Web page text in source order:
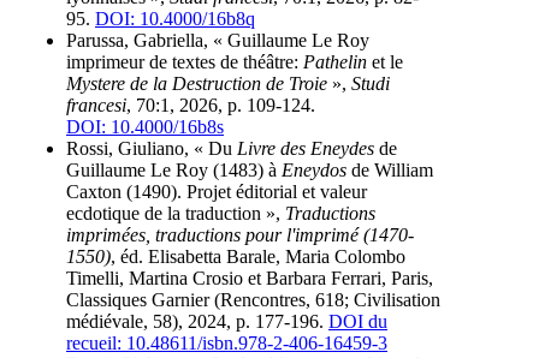
95. DOI: 10.4000/16b8q
Parussa, Gabriella, « Guillaume Le Roy
imprimeur de textes de théâtre: Pathelin et le
Mystere de la Destruction de Troie », Studi
francesi, 70:1, 2026, p. 109-124.
DOI: 10.4000/16b8s
Rossi, Giuliano, « Du Livre des Eneydes de
Guillaume Le Roy (1483) à Eneydos de William
Caxton (1490). Projet éditorial et valeur
ecdotique de la traduction », Traductions
imprimées, traductions pour l'imprimé (1470-
1550), éd. Elisabetta Barale, Maria Colombo
Timelli, Martina Crosio et Barbara Ferrari, Paris,
Classiques Garnier (Rencontres, 618; Civilisation
médiévale, 58), 2024, p. 177-196. DOI du
recueil: 10.48611/isbn.978-2-406-16459-3